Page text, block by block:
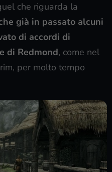
che riguarda la
già in passato alcuni
di accordi di
di Redmond, come nel
per molto tempo